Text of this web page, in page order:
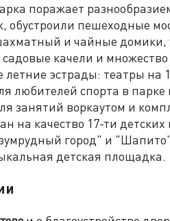
поражает
обустроили пешеходные
и чайные домики,
качели и
летние эстрады: театры на
любителей спорта в парке
занятий воркаутом и
на качество 17-ти
город" и
детская площадка.